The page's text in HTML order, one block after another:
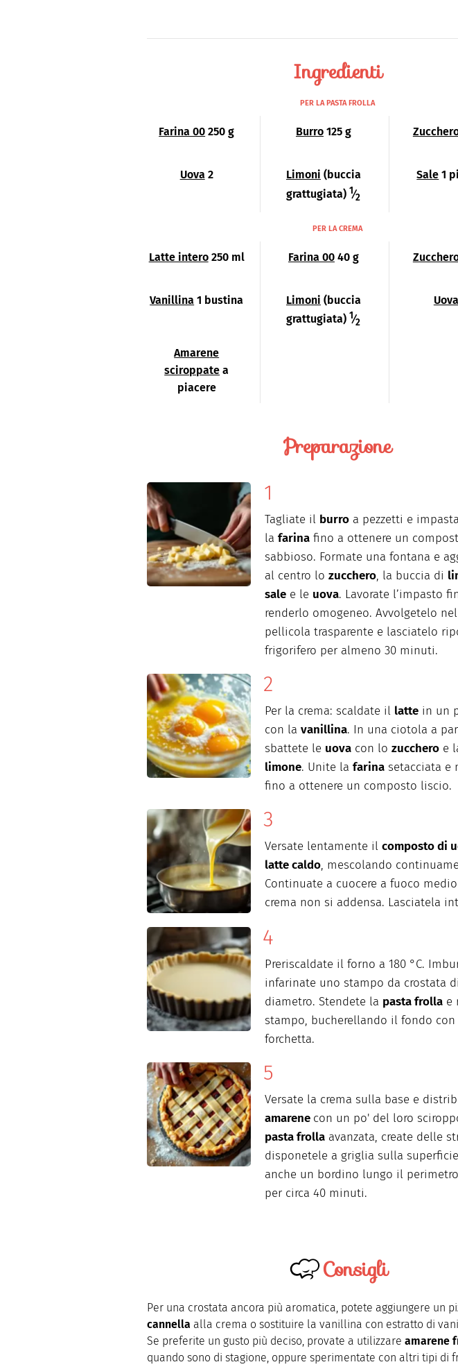
Ingredienti
PER LA PASTA FROLLA
Farina 00 250 g Burro 125 g
Uova 2 Limoni (buccia
grattugiata) 1⁄2
Sale 1
PER LA CREMA
Latte intero 250 ml Farina 00 40 g
Vanillina 1 bustina Limoni (buccia
grattugiata) 1 ⁄2
Uova
Amarene
sciroppate a
piacere
Preparazione
Tagliate il burro a pezzetti e
la farina fino a ottenere un
sabbioso. Formate una fontana e
al centro lo zucchero, la buccia di
sale e le uova. Lavorate l’impasto
renderlo omogeneo. Avvolgetelo
pellicola trasparente e lasciatelo
frigorifero per almeno 30 minuti.
Per la crema: scaldate il latte in un
con la vanillina. In una ciotola a
sbattete le uova con lo zucchero e
limone. Unite la farina setacciata e
fino a ottenere un composto liscio.
Versate lentamente il composto di
latte caldo, mescolando
Continuate a cuocere a fuoco
crema non si addensa. Lasciatela
Preriscaldate il forno a 180 °C.
infarinate uno stampo da crostata
diametro. Stendete la pasta frolla e
stampo, bucherellando il fondo con
forchetta.
Versate la crema sulla base e
amarene con un po' del loro
pasta frolla avanzata, create delle
disponetele a griglia sulla
anche un bordino lungo il
per circa 40 minuti.
Consigli
Per una crostata ancora più aromatica, potete aggiungere un
cannella alla crema o sostituire la vanillina con estratto di
Se preferite un gusto più deciso, provate a utilizzare amarene
quando sono di stagione, oppure sperimentate con altri tipi di